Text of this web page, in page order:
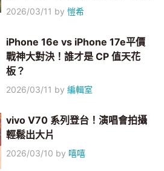
2026/03/11 by愷希
iPhone 16e vs iPhone 17e平價
戰神大對決！誰才是 CP 值天花
板？
2026/03/11 by編輯室
vivo V70 系列登台！演唱會拍攝
輕鬆出大片
2026/03/10 by 嘻嘻